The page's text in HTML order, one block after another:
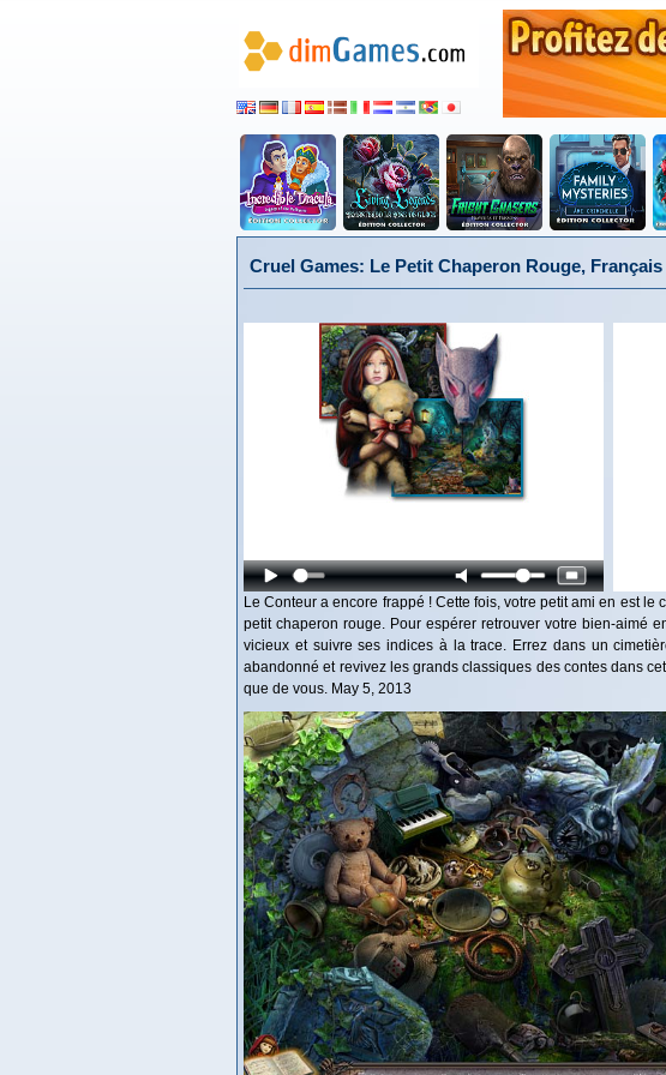
Cruel Games: Le Petit Chaperon Rouge, Français
Le Conteur a encore frappé ! Cette fois, votre petit ami en est le
petit chaperon rouge. Pour espérer retrouver votre bien-aimé
vicieux et suivre ses indices à la trace. Errez dans un
abandonné et revivez les grands classiques des contes dans
que de vous. May 5, 2013